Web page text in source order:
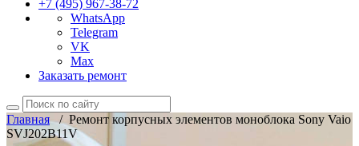
+7 (495) 967-38-72
WhatsApp
Telegram
VK
Max
Заказать ремонт
Главная/ Ремонт корпусных элементов моноблока Sony Vaio
SVJ202B11V